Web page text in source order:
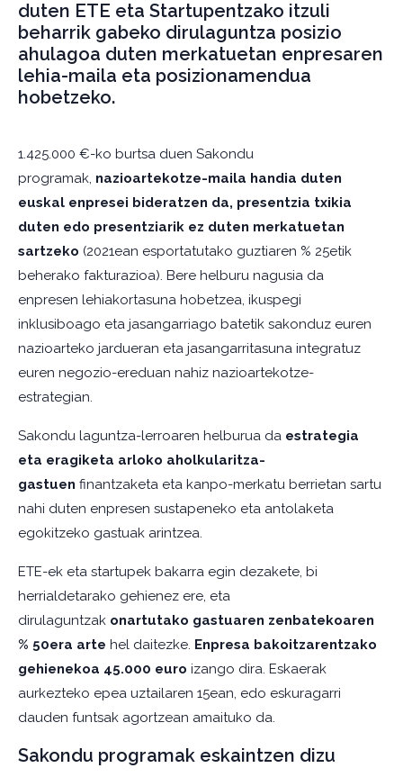
duten ETE eta Startupentzako itzuli
beharrik gabeko dirulaguntza posizio
ahulagoa duten merkatuetan enpresaren
lehia-maila eta posizionamendua
hobetzeko.
1.425.000 €-ko burtsa duen Sakondu
programak, nazioartekotze-maila handia duten
euskal enpresei bideratzen da, presentzia txikia
duten edo presentziarik ez duten merkatuetan
sartzeko (2021ean esportatutako guztiaren % 25etik
beherako fakturazioa). Bere helburu nagusia da
enpresen lehiakortasuna hobetzea, ikuspegi
inklusiboago eta jasangarriago batetik sakonduz euren
nazioarteko jardueran eta jasangarritasuna integratuz
euren negozio-ereduan nahiz nazioartekotze-
estrategian.
Sakondu laguntza-lerroaren helburua da estrategia
eta eragiketa arloko aholkularitza-
gastuen finantzaketa eta kanpo-merkatu berrietan sartu
nahi duten enpresen sustapeneko eta antolaketa
egokitzeko gastuak arintzea.
ETE-ek eta startupek bakarra egin dezakete, bi
herrialdetarako gehienez ere, eta
dirulaguntzak onartutako gastuaren zenbatekoaren
% 50era arte hel daitezke. Enpresa bakoitzarentzako
gehienekoa 45.000 euro izango dira. Eskaerak
aurkezteko epea uztailaren 15ean, edo eskuragarri
dauden funtsak agortzean amaituko da.
Sakondu programak eskaintzen dizu